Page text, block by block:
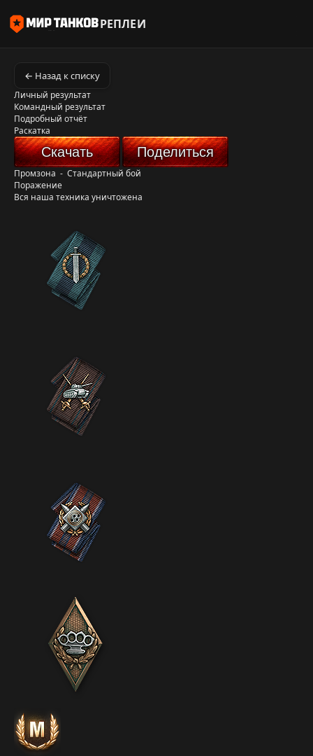
РЕПЛЕИ
← Назад к списку
Личный результат
Командный результат
Подробный отчёт
Раскатка
Скачать Поделиться
Промзона - Стандартный бой
Поражение
Вся наша техника уничтожена